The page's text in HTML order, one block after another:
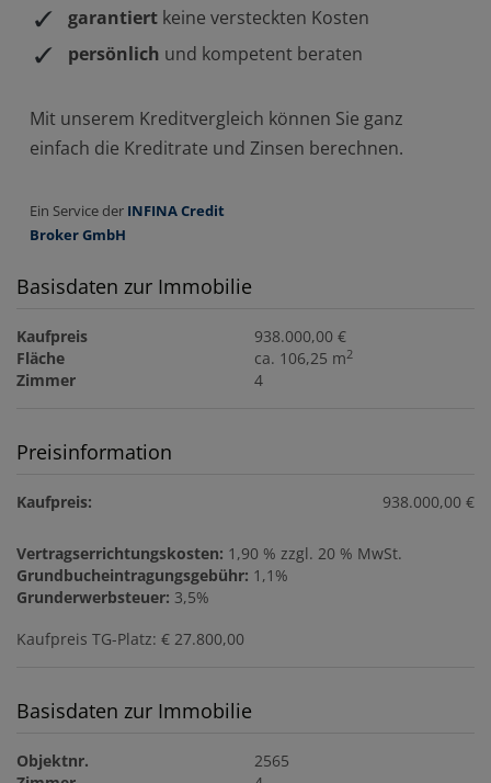
Basisdaten zur Immobilie
Kaufpreis
938.000,00 €
Fläche
ca. 106,25 m2
Zimmer 4
Preisinformation
Kaufpreis: 938.000,00 €
Vertragserrichtungskosten: 1,90 % zzgl. 20 % MwSt.
Grundbucheintragungsgebühr: 1,1%
Grunderwerbsteuer: 3,5%
Kaufpreis TG-Platz: € 27.800,00
Basisdaten zur Immobilie
Objektnr.
2565